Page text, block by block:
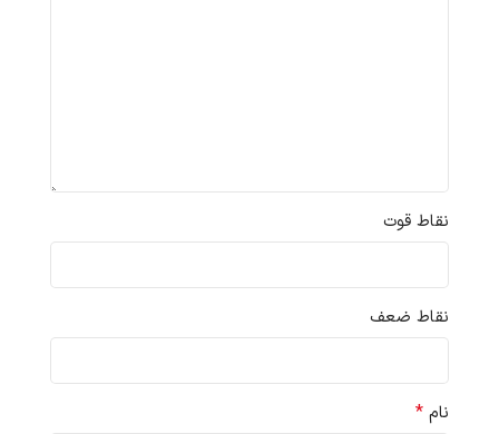
نقاط قوت
نقاط ضعف
نام *